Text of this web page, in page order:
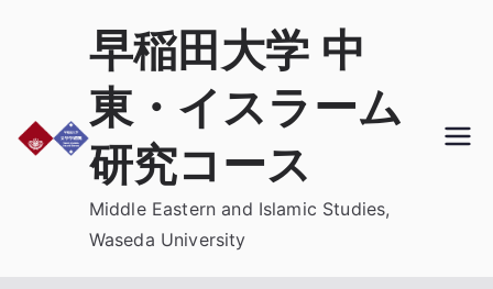
早稲田大学 中
東・イスラーム
研究コース
Middle Eastern and Islamic Studies,
Waseda University